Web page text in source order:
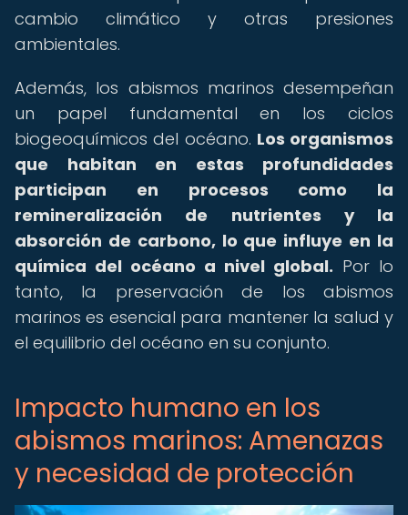
cambio climático y otras presiones
ambientales.
Además, los abismos marinos desempeñan
un papel fundamental en los ciclos
biogeoquímicos del océano. Los organismos
que habitan en estas profundidades
participan en procesos como la
remineralización de nutrientes y la
absorción de carbono, lo que influye en la
química del océano a nivel global. Por lo
tanto, la preservación de los abismos
marinos es esencial para mantener la salud y
el equilibrio del océano en su conjunto.
Impacto humano en los
abismos marinos: Amenazas
y necesidad de protección